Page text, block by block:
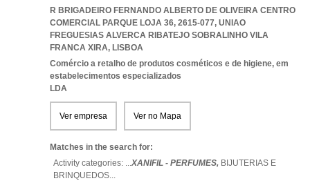
R BRIGADEIRO FERNANDO ALBERTO DE OLIVEIRA CENTRO
COMERCIAL PARQUE LOJA 36, 2615-077, UNIAO
FREGUESIAS ALVERCA RIBATEJO SOBRALINHO VILA
FRANCA XIRA, LISBOA
Comércio a retalho de produtos cosméticos e de higiene, em
estabelecimentos especializados
LDA
Ver empresa Ver no Mapa
Matches in the search for:
Activity categories: ...XANIFIL - PERFUMES, BIJUTERIAS E
BRINQUEDOS...